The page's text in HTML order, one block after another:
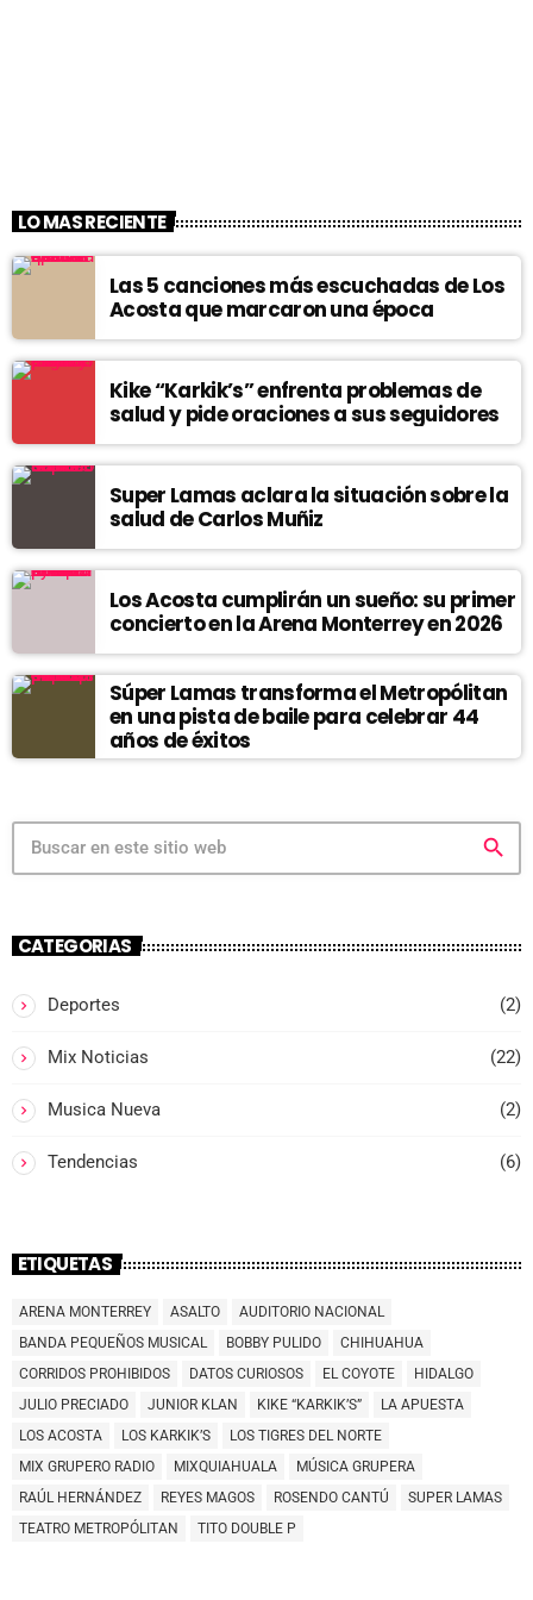
LO MAS RECIENTE
Las 5 canciones más escuchadas de Los
Acosta que marcaron una época
Kike “Karkik’s” enfrenta problemas de
salud y pide oraciones a sus seguidores
Super Lamas aclara la situación sobre la
salud de Carlos Muñiz
Los Acosta cumplirán un sueño: su primer
concierto en la Arena Monterrey en 2026
Súper Lamas transforma el Metropólitan
en una pista de baile para celebrar 44
años de éxitos
search
CATEGORIAS
Deportes (2)
Mix Noticias (22)
Musica Nueva (2)
Tendencias (6)
ETIQUETAS
ARENA MONTERREY ASALTO
AUDITORIO NACIONAL
BANDA PEQUEÑOS MUSICAL
BOBBY PULIDO
CHIHUAHUA
CORRIDOS PROHIBIDOS
DATOS CURIOSOS EL COYOTE
HIDALGO
JULIO PRECIADO
JUNIOR KLAN KIKE “KARKIK’S”
LA APUESTA
LOS ACOSTA
LOS KARKIK’S
LOS TIGRES DEL NORTE
MIX GRUPERO RADIO
MIXQUIAHUALA
MÚSICA GRUPERA
RAÚL HERNÁNDEZ
REYES MAGOS ROSENDO CANTÚ
SUPER LAMAS
TEATRO METROPÓLITAN
TITO DOUBLE P